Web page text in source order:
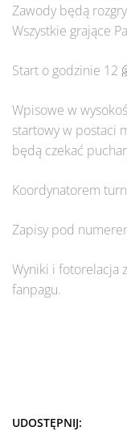
Zawody będą
Wszystkie grające
Start o godzinie 12
Wpisowe w
startowy w postaci
będą czekać
Koordynatorem
Zapisy pod
Wyniki i fotorelacja
fanpagu.
UDOSTĘPNIJ: